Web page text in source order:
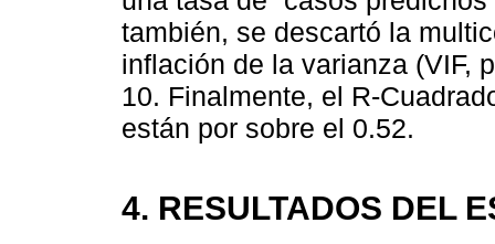
también, se descartó la
inflación de la varianza (VIF,
10. Finalmente, el R-
están por sobre el 0.52.
4. RESULTADOS DEL